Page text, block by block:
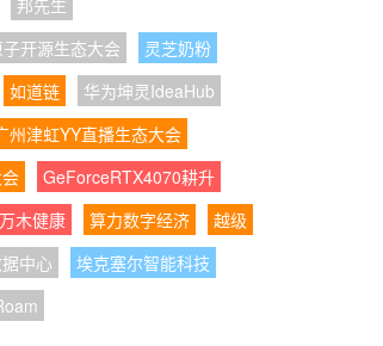
秋至，暖意先达 阿里斯顿明装采
家
国香港全攻略｜新手逛吃不踩雷
曲奇四重奏一站式送礼首选
脑越等越贵！学生党赶紧来京东
加教育优惠双重福利
日立秋！华为天气上线紫外线、
层，出行前必看！
邦先生
开源生态大会
灵芝奶粉
如道链
华为坤灵IdeaHub
州津虹YY直播生态大会
GeForceRTX4070耕升
木健康 算力数字经济
越级
中心
埃克塞尔智能科技